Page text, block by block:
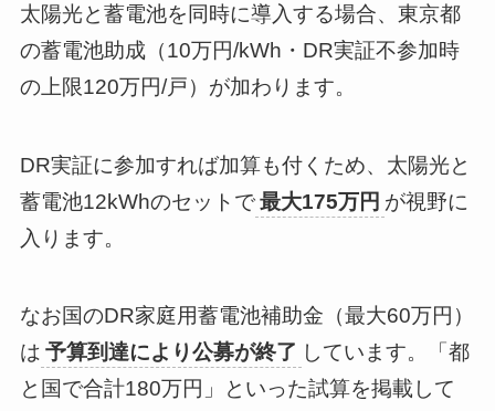
太陽光と蓄電池を同時に導入する場合、東京都
の蓄電池助成（10万円/kWh・DR実証不参加時
の上限120万円/戸）が加わります。
DR実証に参加すれば加算も付くため、太陽光と
蓄電池12kWhのセットで最大175万円 が視野に
入ります。
なお国のDR家庭用蓄電池補助金（最大60万円）
は 予算到達により公募が終了 しています。「都
と国で合計180万円」といった試算を掲載して